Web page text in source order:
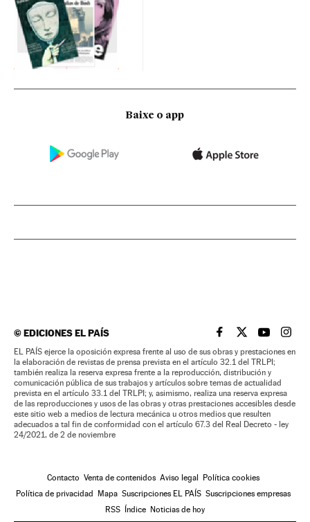
Baixe o app
©EDICIONES EL PAÍS EL PAÍS BRASIL EN
EL PAÍSEL PAÍS
EL
EL PAÍS ejerce la oposición expresa frente al uso de sus obras y prestaciones en
la elaboración de revistas de prensa prevista en el artículo 32.1 del TRLPI;
también realiza la reserva expresa frente a la reproducción, distribución y
comunicación pública de sus trabajos y artículos sobre temas de actualidad
prevista en el artículo 33.1 del TRLPI; y, asimismo, realiza una reserva expresa
de las reproducciones y usos de las obras y otras prestaciones accesibles desde
este sitio web a medios de lectura mecánica u otros medios que resulten
adecuados a tal fin de conformidad con el artículo 67.3 del Real Decreto - ley
24/2021, de 2 de noviembre
Contacto Venta de contenidos Aviso legal Política cookies
Política de privacidad Mapa Suscripciones EL PAÍS Suscripciones empresas
RSS Índice Noticias de hoy